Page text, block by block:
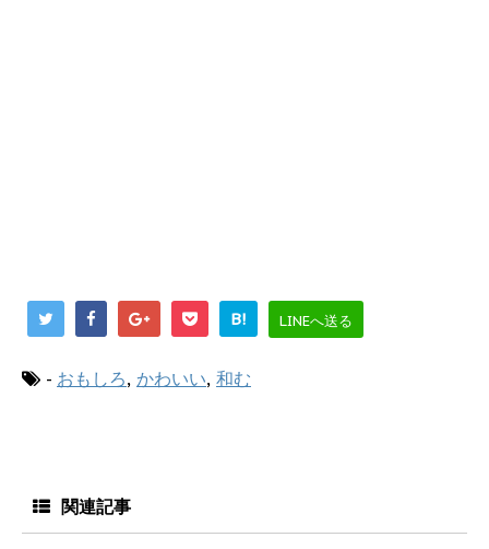
B! LINEへ送る
- おもしろ, かわいい, 和む
関連記事